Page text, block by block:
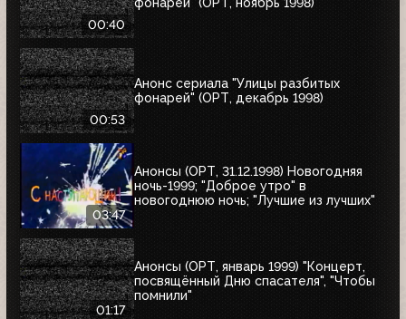
00:40
00:53
Анонс сериала "Улицы разбитых
фонарей" (ОРТ, декабрь 1998)
03:47
Анонсы (ОРТ, 31.12.1998) Новогодняя
ночь-1999; "Доброе утро" в
новогоднюю ночь; "Лучшие из лучших"
01:17
Анонсы (ОРТ, январь 1999) "Концерт,
посвящённый Дню спасателя", "Чтобы
помнили"